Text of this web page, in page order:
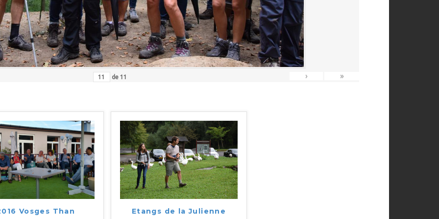
de 11 › »
Vosges Than Etangs de la Julienne